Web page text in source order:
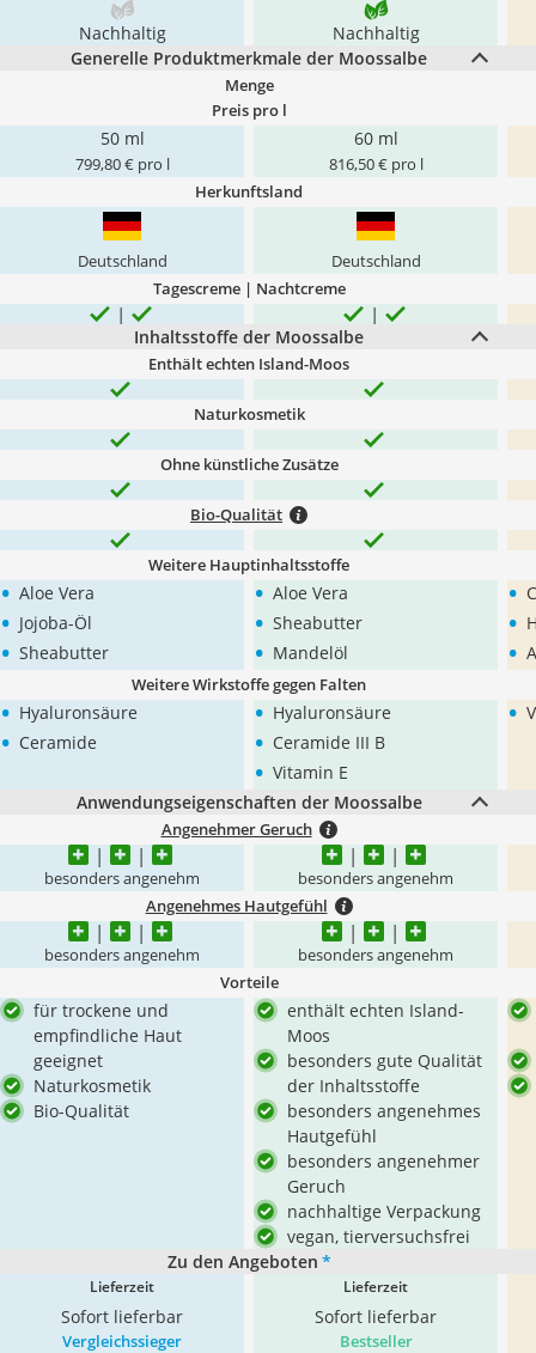
Nachhaltig
Nachhaltig
Generelle Produktmerkmale der Moossalbe
Menge
Preis pro l
50 ml
799,80 € pro l
60 ml
816,50 € pro l
Herkunftsland
Deutschland Deutschland
Tagescreme | Nachtcreme
Inhaltsstoffe der Moossalbe
Enthält echten Island-Moos
Naturkosmetik
Ohne künstliche Zusätze
Bio-Qualität
Weitere Hauptinhaltsstoffe
• Aloe Vera
• Jojoba-Öl
• Sheabutter
• Aloe Vera
• Sheabutter
• Mandelöl
•
•
•
Weitere Wirkstoffe gegen Falten
• Hyaluronsäure
• Ceramide
• Hyaluronsäure
• Ceramide III B
• Vitamin E
•
Anwendungseigenschaften der Moossalbe
Angenehmer Geruch
besonders angenehm besonders angenehm
Angenehmes Hautgefühl
besonders angenehm besonders angenehm
Vorteile
für trockene und
empfindliche Haut
geeignet
Naturkosmetik
Bio-Qualität
enthält echten Island-
Moos
besonders gute Qualität
der Inhaltsstoffe
besonders angenehmes
Hautgefühl
besonders angenehmer
Geruch
nachhaltige Verpackung
vegan, tierversuchsfrei
Zu den Angeboten *
Lieferzeit
Sofort lieferbar
Lieferzeit
Sofort lieferbar
Vergleichssieger Bestseller